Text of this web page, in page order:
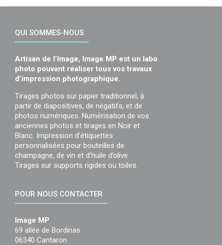
QUI SOMMES-NOUS
Artisan de l’Image, Image MP est un labo
photo pouvant réaliser tous vos travaux
d’impression photographique.
Tirages photos sur papier traditionnel, à
partir de diapositives, de négatifs, et de
photos numériques. Numérisation de vos
anciennes photos et tirages en Noir et
Blanc. Impression d’étiquettes
personnalisées pour bouteilles de
champagne, de vin et d’huile d’olive.
Tirages sur supports rigides ou toiles.
POUR NOUS CONTACTER
Image MP
69 allée de Bordinas
06340 Cantaron